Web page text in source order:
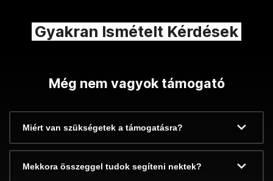
Gyakran Ismételt Kérdések
Még nem vagyok támogató
Miért van szükségetek a támogatásra?
Mekkora összeggel tudok segíteni nektek?